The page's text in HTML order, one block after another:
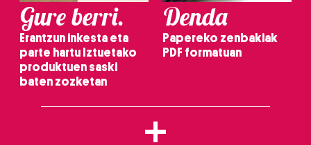
Gure berri.
Erantzun inkesta eta
parte hartu Iztuetako
produktuen saski
baten zozketan
Denda
Papereko zenbakiak
PDF formatuan
+